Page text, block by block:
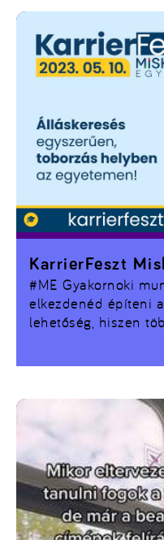
#ME Gyakornoki
elkezdenéd építeni
lehetőség, hiszen
KarrierFeszt